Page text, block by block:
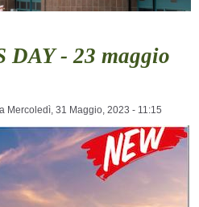
DAY - 23 maggio
a Mercoledì, 31 Maggio, 2023 - 11:15